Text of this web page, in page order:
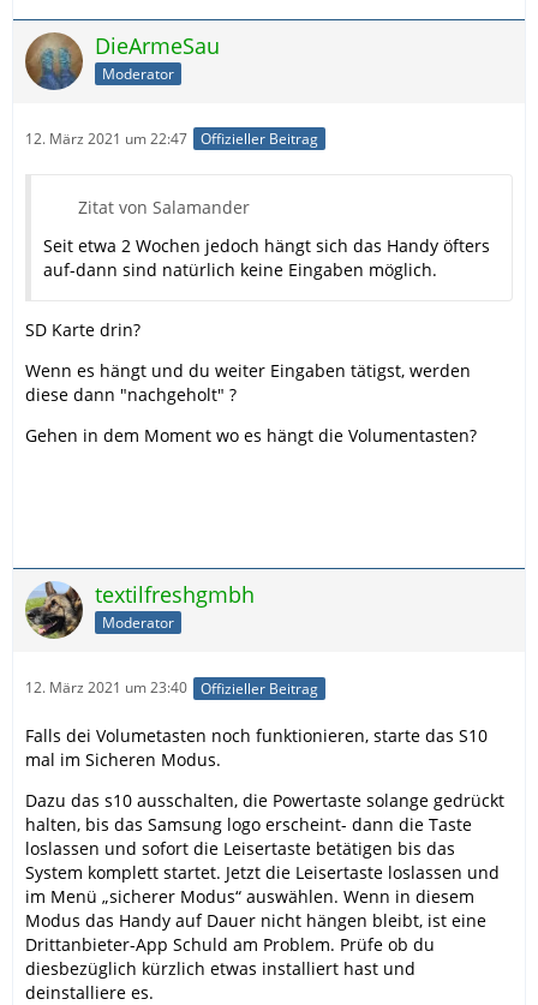
DieArmeSau
Moderator
12. März 2021 um 22:47 Offizieller Beitrag
Zitat von Salamander
Seit etwa 2 Wochen jedoch hängt sich das Handy öfters
auf-dann sind natürlich keine Eingaben möglich.
SD Karte drin?
Wenn es hängt und du weiter Eingaben tätigst, werden
diese dann "nachgeholt" ?
Gehen in dem Moment wo es hängt die Volumentasten?
textilfreshgmbh
Moderator
12. März 2021 um 23:40 Offizieller Beitrag
Falls dei Volumetasten noch funktionieren, starte das S10
mal im Sicheren Modus.
Dazu das s10 ausschalten, die Powertaste solange gedrückt
halten, bis das Samsung logo erscheint- dann die Taste
loslassen und sofort die Leisertaste betätigen bis das
System komplett startet. Jetzt die Leisertaste loslassen und
im Menü „sicherer Modus“ auswählen. Wenn in diesem
Modus das Handy auf Dauer nicht hängen bleibt, ist eine
Drittanbieter-App Schuld am Problem. Prüfe ob du
diesbezüglich kürzlich etwas installiert hast und
deinstalliere es.